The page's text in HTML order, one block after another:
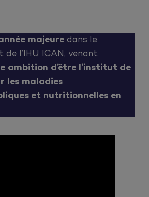
majeuredans le
de l’IHU ICAN, venant
ambition d’être l’institut de
les maladies
et nutritionnelles en